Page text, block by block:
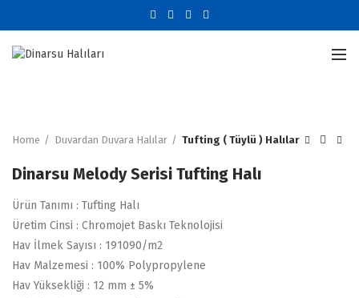
Home Duvardan Duvara Halılar Tufting ( Tüylü ) Halılar
Dinarsu Melody Serisi Tufting Halı
Ürün Tanımı : Tufting Halı
Üretim Cinsi : Chromojet Baskı Teknolojisi
Hav İlmek Sayısı : 191090/m2
Hav Malzemesi : 100% Polypropylene
Hav Yüksekliği : 12 mm ± 5%